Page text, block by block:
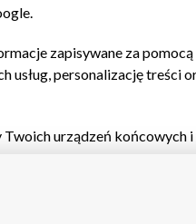
zapisywane za
personalizację treści
urządzeń końcowych
oraz
reklam, wyboru
wydajności reklam,